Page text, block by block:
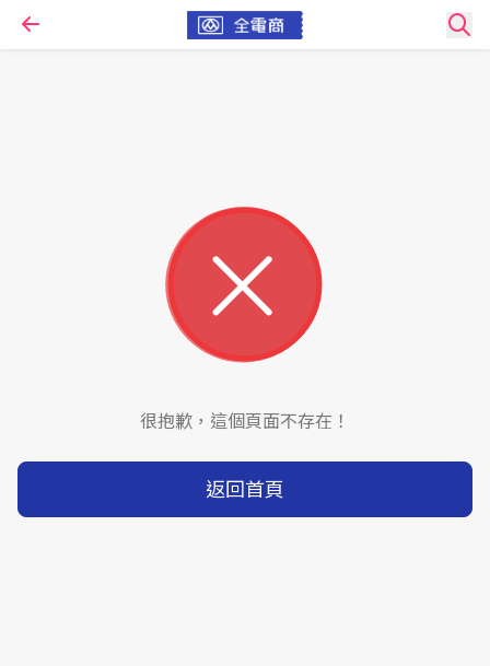
很抱歉，這個頁面不存在！
返回首頁